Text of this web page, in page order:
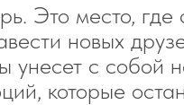
Это место,
новых
с собой
которые